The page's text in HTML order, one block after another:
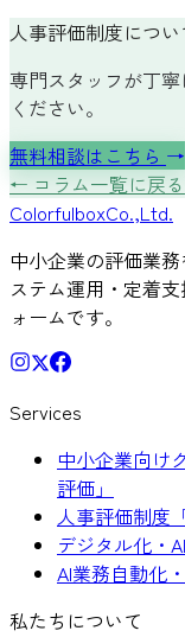
人事評価制度につ
専門スタッフが丁
ください。
無料相談はこちら →
← コラム一覧に戻る
ColorfulboxCo.,Ltd.
中小企業の評価業
ステム運用・定着
ォームです。
Services
中小企業向け
評価」
人事評価制度
デジタル化・
AI業務自動化
私たちについて